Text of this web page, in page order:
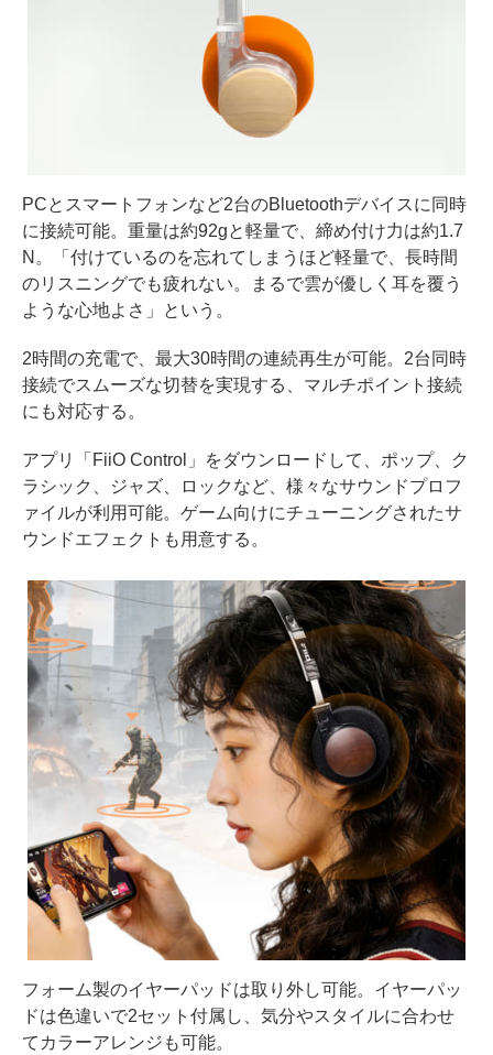
PCとスマートフォンなど2台のBluetoothデバイスに同時
に接続可能。重量は約92gと軽量で、締め付け力は約1.7
N。「付けているのを忘れてしまうほど軽量で、長時間
のリスニングでも疲れない。まるで雲が優しく耳を覆う
ような心地よさ」という。
2時間の充電で、最大30時間の連続再生が可能。2台同時
接続でスムーズな切替を実現する、マルチポイント接続
にも対応する。
アプリ「FiiO Control」をダウンロードして、ポップ、ク
ラシック、ジャズ、ロックなど、様々なサウンドプロフ
ァイルが利用可能。ゲーム向けにチューニングされたサ
ウンドエフェクトも用意する。
フォーム製のイヤーパッドは取り外し可能。イヤーパッ
ドは色違いで2セット付属し、気分やスタイルに合わせ
てカラーアレンジも可能。